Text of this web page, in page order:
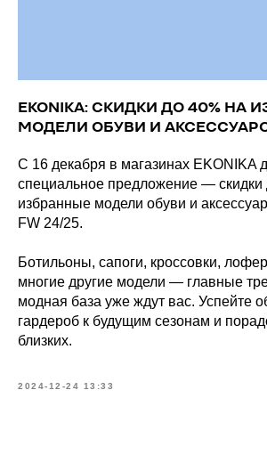
EKONIKA: СКИДКИ ДО 40% НА
МОДЕЛИ ОБУВИ И
С 16 декабря в магазинах EKONIKA
специальное предложение — скидки
избранные модели обуви и
FW 24/25.
Ботильоны, сапоги, кроссовки,
многие другие модели — главные
модная база уже ждут вас. Успейте
гардероб к будущим сезонам и
близких.
2024-12-24 13:33